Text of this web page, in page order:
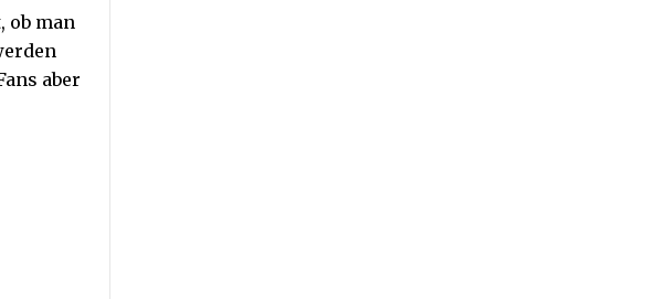
ob man
aber